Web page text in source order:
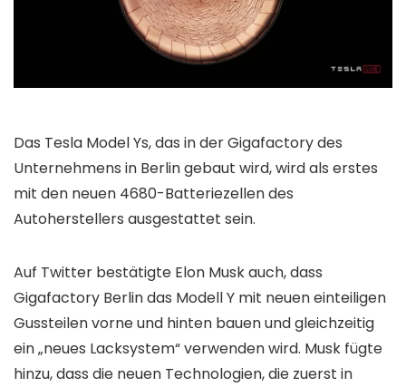
Das Tesla Model Ys, das in der Gigafactory des
Unternehmens in Berlin gebaut wird, wird als erstes
mit den neuen 4680-Batteriezellen des
Autoherstellers ausgestattet sein.
Auf Twitter bestätigte Elon Musk auch, dass
Gigafactory Berlin das Modell Y mit neuen einteiligen
Gussteilen vorne und hinten bauen und gleichzeitig
ein „neues Lacksystem“ verwenden wird. Musk fügte
hinzu, dass die neuen Technologien, die zuerst in